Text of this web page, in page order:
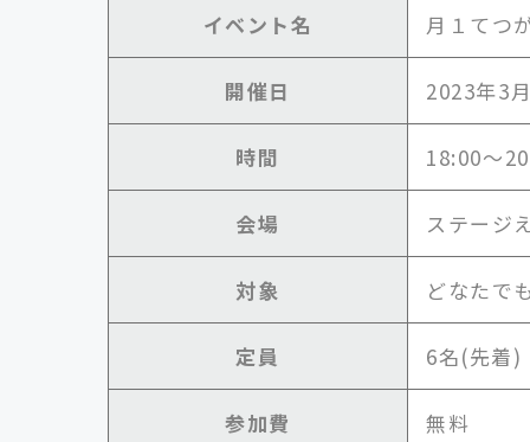
イベント名 月１てつ
開催日 2023年3
時間 18:00〜
会場 ステージ
対象 どなたで
定員 6名(先着)
参加費 無料